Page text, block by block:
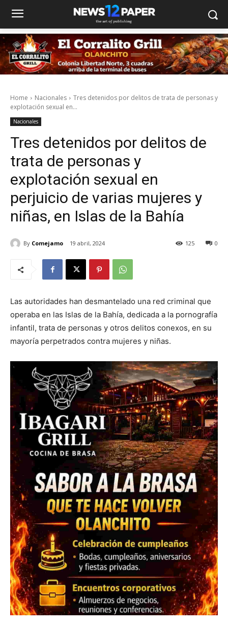
Home Nacionales
Tres detenidos por delitos de trata de personas y
explotación sexual en...
Nacionales
Tres detenidos por delitos de
trata de personas y
explotación sexual en
perjuicio de varias mujeres y
niñas, en Islas de la Bahía
By Comejamo 19 abril, 2024 0
125
Las autoridades han desmantelado una red criminal que
operaba en las Islas de la Bahía, dedicada a la pornografía
infantil, trata de personas y otros delitos conexos, en su
mayoría perpetrados contra mujeres y niñas.